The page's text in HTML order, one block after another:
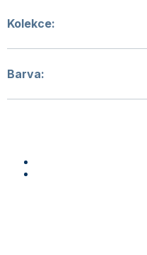
Kolekce:
Barva: